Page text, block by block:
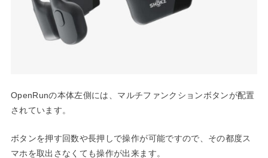
OpenRunの本体左側には、マルチファンクションボタンが配置
されています。
ボタンを押す回数や長押しで操作が可能ですので、その都度ス
マホを取出さなくても操作が出来ます。